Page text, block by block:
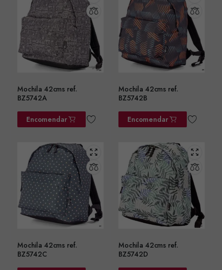
Mochila 42cms ref.
BZ5742A
Encomendar
Mochila 42cms ref.
BZ5742B
Encomendar
Mochila 42cms ref.
BZ5742C
Mochila 42cms ref.
BZ5742D